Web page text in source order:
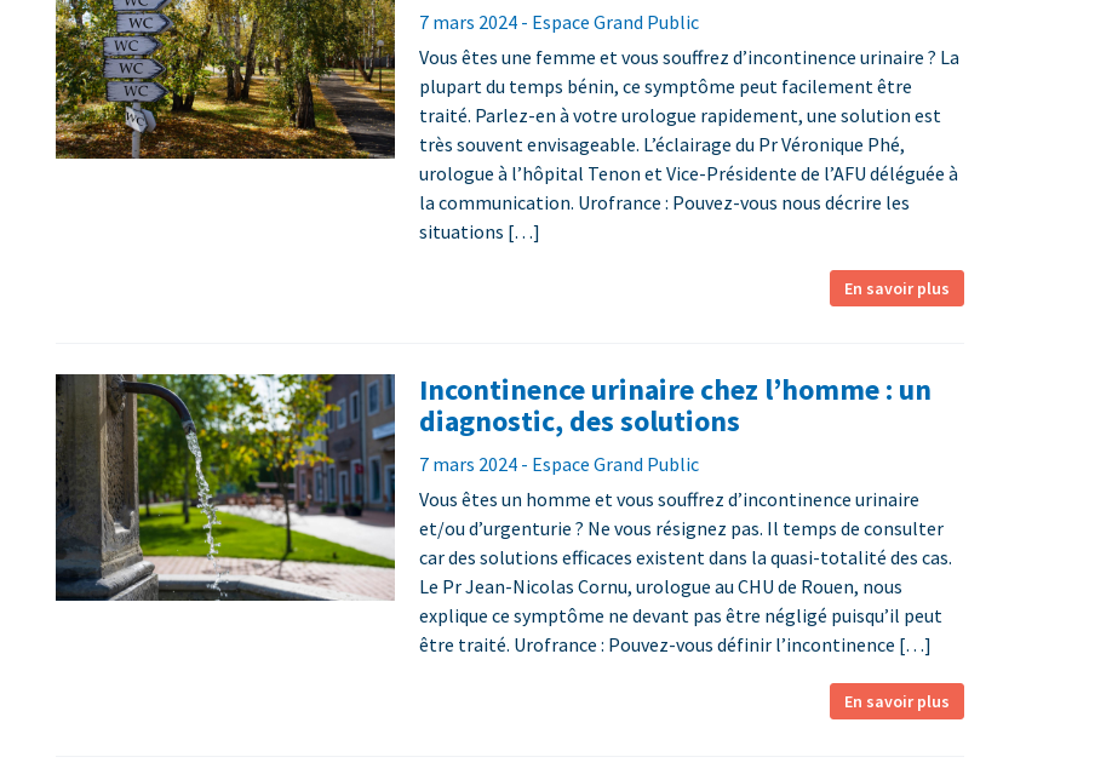
7 mars 2024 - Espace Grand Public
Vous êtes une femme et vous souffrez d’incontinence urinaire ? La
plupart du temps bénin, ce symptôme peut facilement être
traité. Parlez-en à votre urologue rapidement, une solution est
très souvent envisageable. L’éclairage du Pr Véronique Phé,
urologue à l’hôpital Tenon et Vice-Présidente de l’AFU déléguée à
la communication. Urofrance : Pouvez-vous nous décrire les
situations […]
En savoir plus
Incontinence urinaire chez l’homme : un
diagnostic, des solutions
7 mars 2024 - Espace Grand Public
Vous êtes un homme et vous souffrez d’incontinence urinaire
et/ou d’urgenturie ? Ne vous résignez pas. Il temps de consulter
car des solutions efficaces existent dans la quasi-totalité des cas.
Le Pr Jean-Nicolas Cornu, urologue au CHU de Rouen, nous
explique ce symptôme ne devant pas être négligé puisqu’il peut
être traité. Urofrance : Pouvez-vous définir l’incontinence […]
En savoir plus